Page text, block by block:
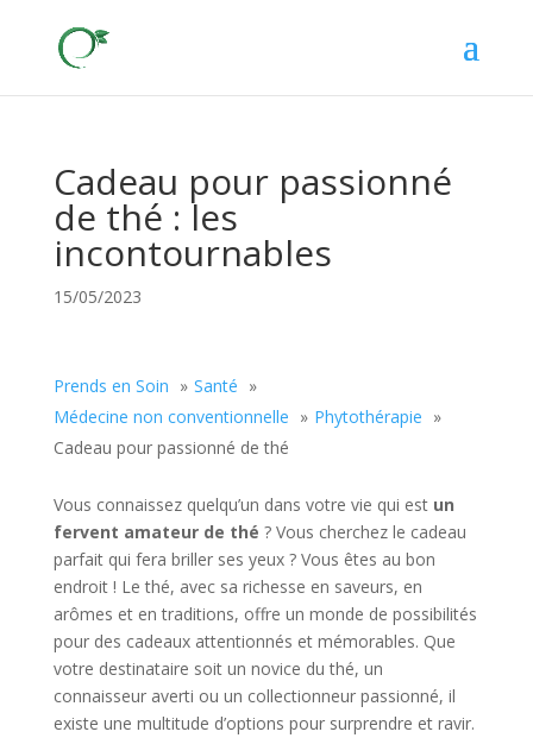
Cadeau pour passionné
de thé : les
incontournables
15/05/2023
Prends en Soin
Santé
Médecine non conventionnelle
Phytothérapie
Cadeau pour passionné de thé
Vous connaissez quelqu’un dans votre vie qui est un
fervent amateur de thé ? Vous cherchez le cadeau
parfait qui fera briller ses yeux ? Vous êtes au bon
endroit ! Le thé, avec sa richesse en saveurs, en
arômes et en traditions, offre un monde de possibilités
pour des cadeaux attentionnés et mémorables. Que
votre destinataire soit un novice du thé, un
connaisseur averti ou un collectionneur passionné, il
existe une multitude d’options pour surprendre et ravir.